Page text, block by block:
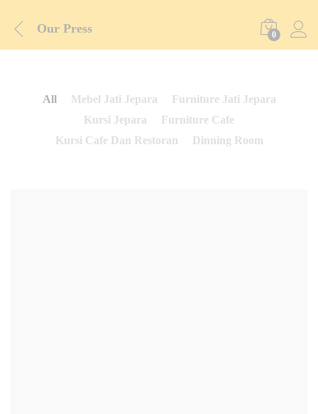
Our Press 0
All Mebel Jati Jepara
Furniture Jati Jepara
Kursi Jepara
Furniture Cafe
Kursi Cafe Dan Restoran
Dinning Room